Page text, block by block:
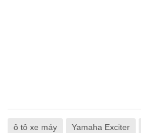
ô tô xe máy Yamaha Exciter